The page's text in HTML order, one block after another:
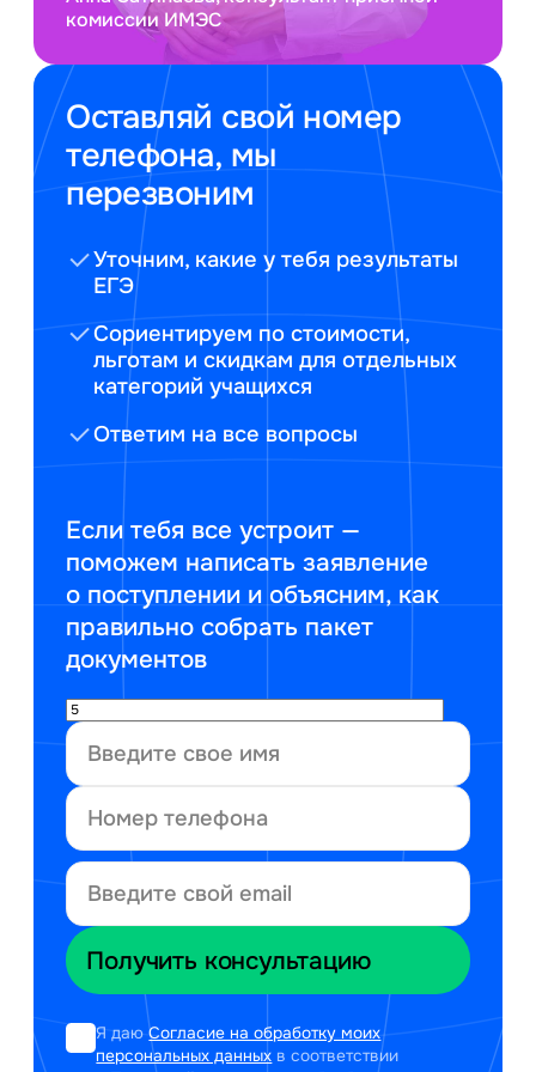
Оставляй свой номер
телефона, мы
перезвоним
Уточним, какие у тебя результаты
ЕГЭ
Сориентируем по стоимости,
льготам и скидкам для отдельных
категорий учащихся
Ответим на все вопросы
Если тебя все устроит —
поможем написать заявление
о поступлении и объясним, как
правильно собрать пакет
документов
Я даюСогласие на обработку моих
персональных данных в соответствии
комиссии ИМЭС